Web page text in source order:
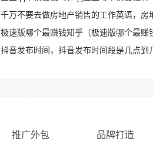
千万不要去做房地产销售的工作英语，房地
极速版哪个最赚钱知乎（极速版哪个最赚
抖音发布时间，抖音发布时间段是几点到
推广外包 品牌打造